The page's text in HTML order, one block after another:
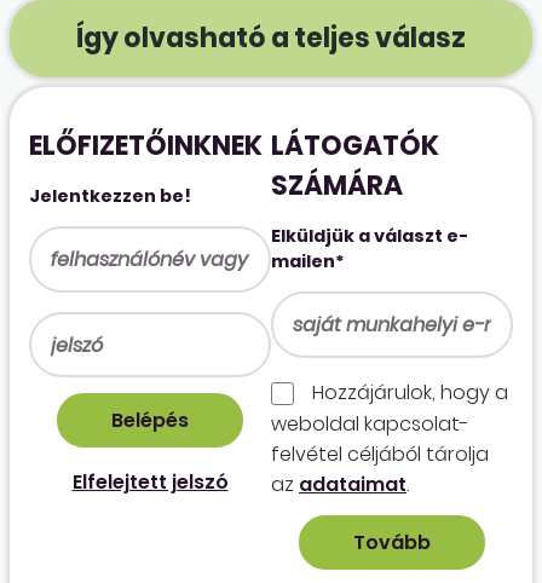
Így olvasható a teljes válasz
ELŐFIZETŐINKNEK
Jelentkezzen be!
Elfelejtett jelszó
LÁTOGATÓK
SZÁMÁRA
Elküldjük a választ e-
mailen*
Hozzájárulok, hogy a
weboldal kapcso­lat­
felvétel céljából tárolja
az adataimat.